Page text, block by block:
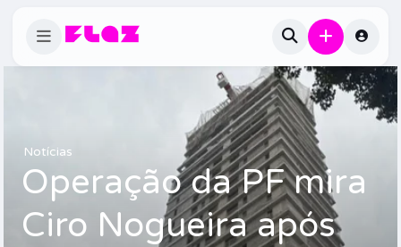
Notícias
Operação da PF mira
Ciro Nogueira após